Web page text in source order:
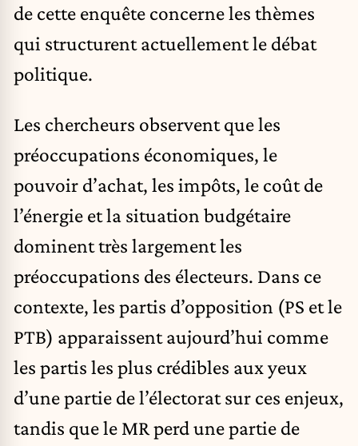
de cette enquête concerne les thèmes
qui structurent actuellement le débat
politique.
Les chercheurs observent que les
préoccupations économiques, le
pouvoir d’achat, les impôts, le coût de
l’énergie et la situation budgétaire
dominent très largement les
préoccupations des électeurs. Dans ce
contexte, les partis d’opposition (PS et le
PTB) apparaissent aujourd’hui comme
les partis les plus crédibles aux yeux
d’une partie de l’électorat sur ces enjeux,
tandis que le MR perd une partie de